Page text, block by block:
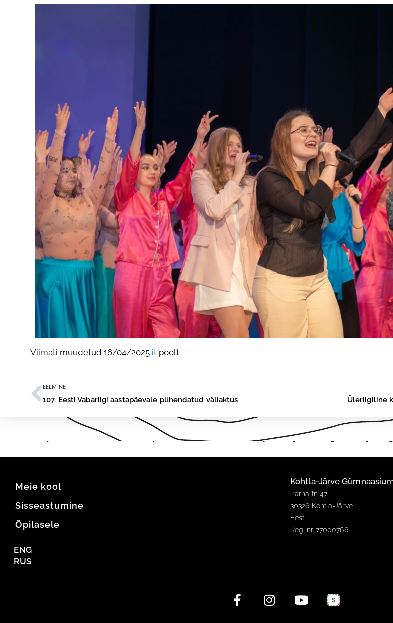
Viimati muudetud 16/04/2025 it poolt
EELMINE
107. Eesti Vabariigi aastapäevale pühendatud väliaktus Üleriigiline
Meie kool
Sisseastumine
Õpilasele
ENG
RUS
Kohtla-Järve
Pärna tn 47
30326 Kohtla-Järve
Eesti
Reg. nr. 77000766